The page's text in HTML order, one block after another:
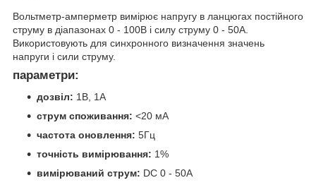
Вольтметр-амперметр вимірює напругу в ланцюгах постійного
струму в діапазонах 0 - 100В і силу струму 0 - 50А.
Використовують для синхронного визначення значень
напруги і сили струму.
параметри:
дозвіл: 1В, 1А
струм споживання: <20 мА
частота оновлення: 5Гц
точність вимірювання: 1%
вимірюваний струм: DC 0 - 50A